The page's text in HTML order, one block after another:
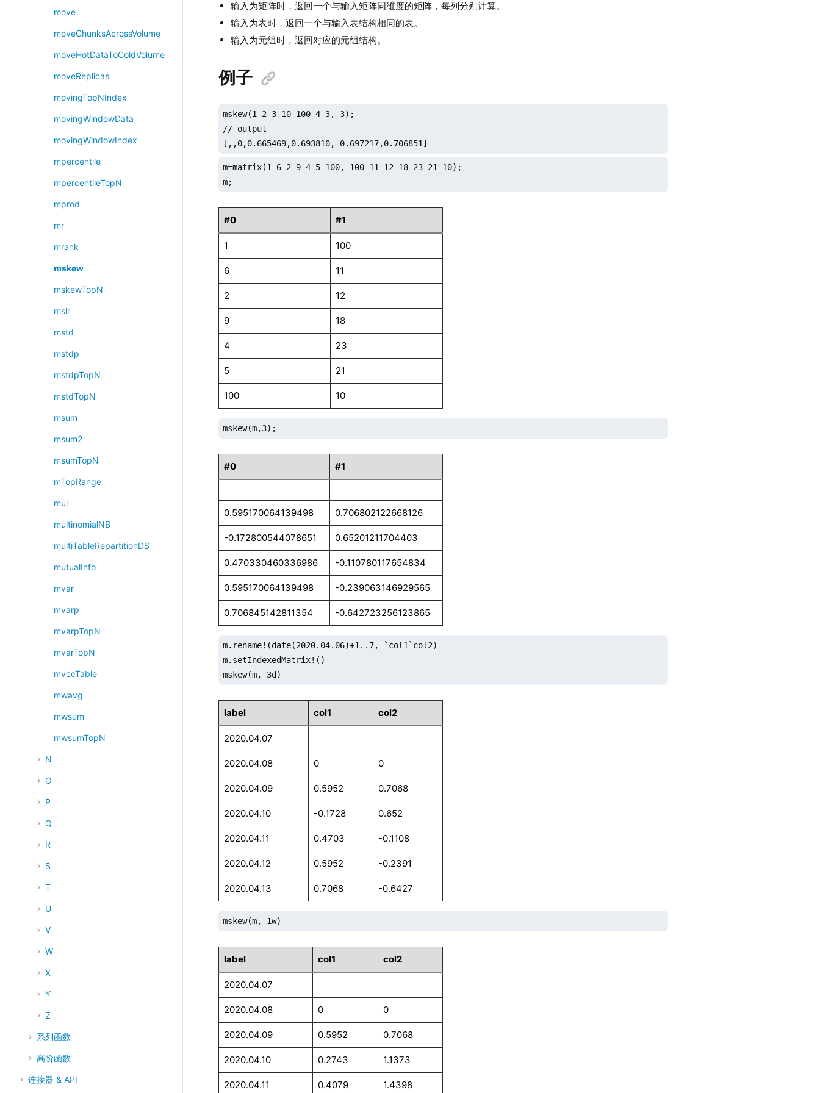
move
moveChunksAcrossVolume
moveHotDataToColdVolume
moveReplicas
movingTopNIndex
movingWindowData
movingWindowIndex
mpercentile
mpercentileTopN
mprod
mr
mrank
mskew
mskewTopN
mslr
mstd
mstdp
mstdpTopN
mstdTopN
msum
msum2
msumTopN
mTopRange
mul
multinomialNB
multiTableRepartitionDS
mutualInfo
mvar
mvarp
mvarpTopN
mvarTopN
mvccTable
mwavg
mwsum
mwsumTopN
N
O
P
Q
R
S
T
U
V
W
X
Y
Z
系列函数
高阶函数
连接器 & API
输入为矩阵时，返回一个与输入矩阵同维度的矩阵，每列分别计算。
输入为表时，返回一个与输入表结构相同的表。
输入为元组时，返回对应的元组结构。
例子
mskew(1 2 3 10 100 4 3, 3);
// output
[,,0,0.665469,0.693810, 0.697217,0.706851]
m=matrix(1 6 2 9 4 5 100, 100 11 12 18 23 21 10);
m;
#0 #1
1 100
6 11
2 12
9 18
4 23
5 21
100 10
mskew(m,3);
#0 #1
0.595170064139498 0.706802122668126
-0.172800544078651 0.65201211704403
0.470330460336986 -0.110780117654834
0.595170064139498 -0.239063146929565
0.706845142811354 -0.642723256123865
m.rename!(date(2020.04.06)+1..7, `col1`col2)
m.setIndexedMatrix!()
mskew(m, 3d)
label col1 col2
2020.04.07
2020.04.08 0 0
2020.04.09 0.5952 0.7068
2020.04.10 -0.1728 0.652
2020.04.11 0.4703 -0.1108
2020.04.12 0.5952 -0.2391
2020.04.13 0.7068 -0.6427
mskew(m, 1w)
label col1 col2
2020.04.07
2020.04.08 0 0
2020.04.09 0.5952 0.7068
2020.04.10 0.2743 1.1373
2020.04.11 0.4079 1.4398